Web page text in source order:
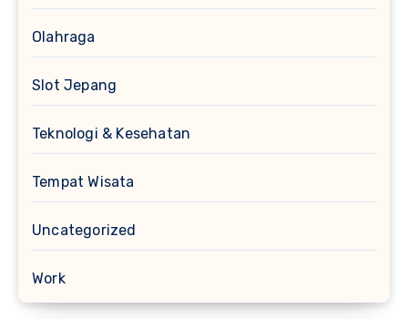
Olahraga
Slot Jepang
Teknologi & Kesehatan
Tempat Wisata
Uncategorized
Work